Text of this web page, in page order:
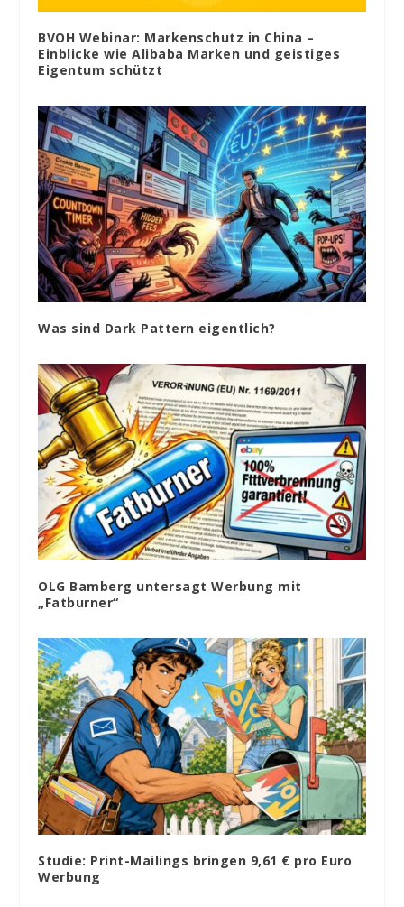
BVOH Webinar: Markenschutz in China –
Einblicke wie Alibaba Marken und geistiges
Eigentum schützt
Was sind Dark Pattern eigentlich?
OLG Bamberg untersagt Werbung mit
„Fatburner“
Studie: Print-Mailings bringen 9,61 € pro Euro
Werbung